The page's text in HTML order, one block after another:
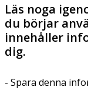
Läs noga
du börjar
innehåller
dig.
- Spara denna